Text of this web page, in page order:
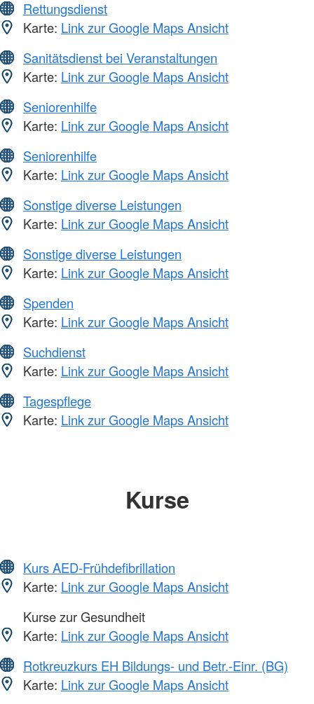
Rettungsdienst
Karte: Link zur Google Maps Ansicht
Sanitätsdienst bei Veranstaltungen
Karte: Link zur Google Maps Ansicht
Seniorenhilfe
Karte: Link zur Google Maps Ansicht
Seniorenhilfe
Karte: Link zur Google Maps Ansicht
Sonstige diverse Leistungen
Karte: Link zur Google Maps Ansicht
Sonstige diverse Leistungen
Karte: Link zur Google Maps Ansicht
Spenden
Karte: Link zur Google Maps Ansicht
Suchdienst
Karte: Link zur Google Maps Ansicht
Tagespflege
Karte: Link zur Google Maps Ansicht
Kurse
Kurs AED-Frühdefibrillation
Karte: Link zur Google Maps Ansicht
Kurse zur Gesundheit
Karte: Link zur Google Maps Ansicht
Rotkreuzkurs EH Bildungs- und Betr.-Einr. (BG)
Karte: Link zur Google Maps Ansicht